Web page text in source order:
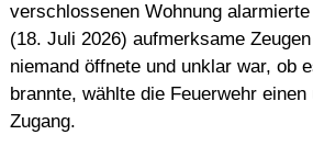
verschlossenen Wohnung
(18. Juli 2026) aufmerksame
niemand öffnete und unklar war, ob
brannte, wählte die Feuerwehr einen
Zugang.